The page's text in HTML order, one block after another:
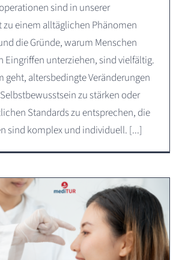
sind in unserer
zu einem alltäglichen Phänomen
die Gründe, warum Menschen
Eingriffen unterziehen, sind vielfältig.
geht, altersbedingte Veränderungen
zu stärken oder
Standards zu entsprechen, die
sind komplex und individuell. [...]